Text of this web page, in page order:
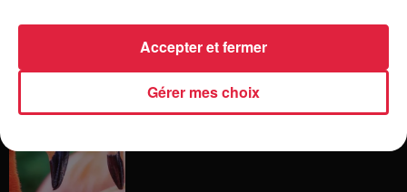
6 août 2026
Au zoo de Mulhouse : rencontre
Gérer mes choix
Accepter et fermer